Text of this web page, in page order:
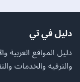
دليل في تي
دليل المواقع العربية
والترفيه والخدمات